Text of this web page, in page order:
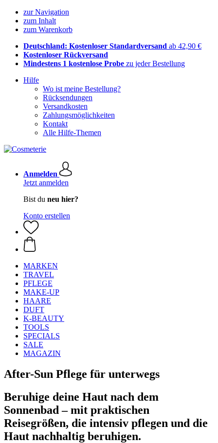
zur Navigation
zum Inhalt
zum Warenkorb
Deutschland: Kostenloser Standardversand ab 42,90 €
Kostenloser Rückversand
Mindestens 1 kostenlose Probe zu jeder Bestellung
Hilfe
Wo ist meine Bestellung?
Rücksendungen
Versandkosten
Zahlungsmöglichkeiten
Kontakt
Alle Hilfe-Themen
Anmelden
Jetzt anmelden
Bist du neu hier?
Konto erstellen
MARKEN
TRAVEL
PFLEGE
MAKE-UP
HAARE
DUFT
K-BEAUTY
TOOLS
SPECIALS
SALE
MAGAZIN
After-Sun Pflege für unterwegs
Beruhige deine Haut nach dem
Sonnenbad – mit praktischen
Reisegrößen, die intensiv pflegen und die
Haut nachhaltig beruhigen.